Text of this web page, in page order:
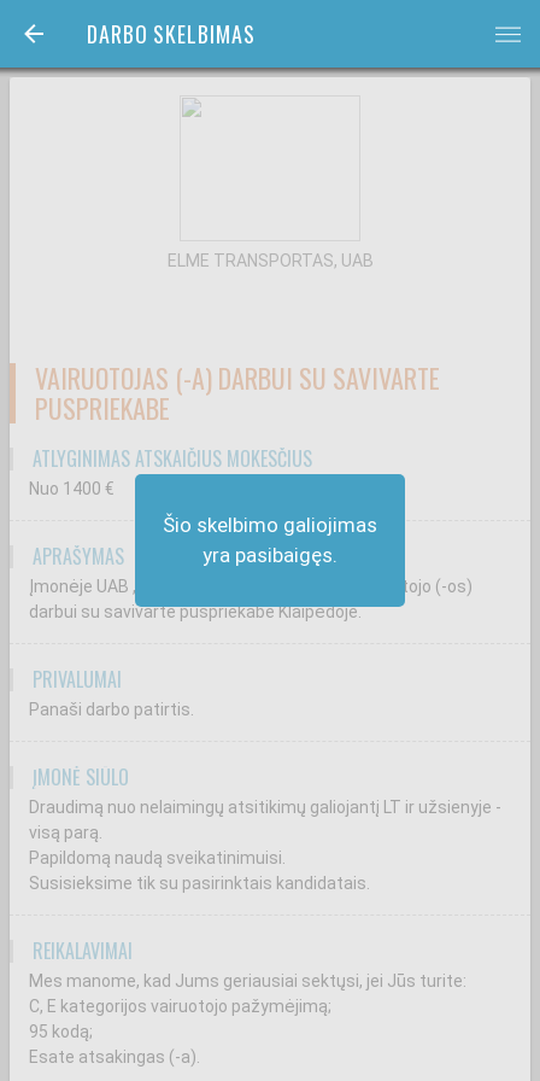
DARBO SKELBIMAS bars
Šio skelbimo galiojimas
yra pasibaigęs.
ELME TRANSPORTAS, UAB
VAIRUOTOJAS (-A) DARBUI SU SAVIVARTE
PUSPRIEKABE
ATLYGINIMAS ATSKAIČIUS MOKESČIUS
Nuo 1400 €
APRAŠYMAS
Įmonėje UAB „Elme transportas" ieškome vairuotojo (-os)
darbui su savivarte puspriekabe Klaipėdoje.
PRIVALUMAI
Panaši darbo patirtis.
ĮMONĖ SIŪLO
Draudimą nuo nelaimingų atsitikimų galiojantį LT ir užsienyje -
visą parą.
Papildomą naudą sveikatinimuisi.
Susisieksime tik su pasirinktais kandidatais.
REIKALAVIMAI
Mes manome, kad Jums geriausiai sektųsi, jei Jūs turite:
C, E kategorijos vairuotojo pažymėjimą;
95 kodą;
Esate atsakingas (-a).